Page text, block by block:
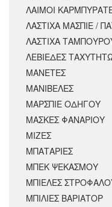
ΛΑΙΜΟΙ
ΛΑΣΤΙΧΑ ΜΑΣΠΙΕ /
ΛΑΣΤΙΧΑ
ΛΕΒΙΕΔΕΣ
ΜΑΝΕΤΕΣ
ΜΑΝΙΒΕΛΕΣ
ΜΑΡΣΠΙΕ ΟΔΗΓΟΥ
ΜΑΣΚΕΣ ΦΑΝΑΡΙΟΥ
ΜΙΖΕΣ
ΜΠΑΤΑΡΙΕΣ
ΜΠΕΚ ΨΕΚΑΣΜΟΥ
ΜΠΙΕΛΕΣ
ΜΠΙΛΙΕΣ ΒΑΡΙΑΤΟΡ